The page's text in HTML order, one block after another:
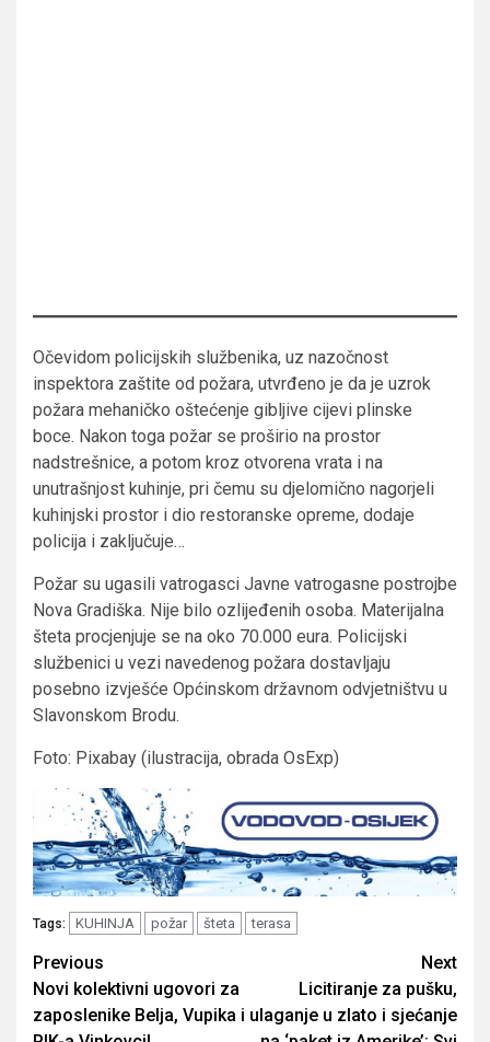
Očevidom policijskih službenika, uz nazočnost
inspektora zaštite od požara, utvrđeno je da je uzrok
požara mehaničko oštećenje gibljive cijevi plinske
boce. Nakon toga požar se proširio na prostor
nadstrešnice, a potom kroz otvorena vrata i na
unutrašnjost kuhinje, pri čemu su djelomično nagorjeli
kuhinjski prostor i dio restoranske opreme, dodaje
policija i zaključuje…
Požar su ugasili vatrogasci Javne vatrogasne postrojbe
Nova Gradiška. Nije bilo ozlijeđenih osoba. Materijalna
šteta procjenjuje se na oko 70.000 eura. Policijski
službenici u vezi navedenog požara dostavljaju
posebno izvješće Općinskom državnom odvjetništvu u
Slavonskom Brodu.
Foto: Pixabay (ilustracija, obrada OsExp)
Tags: KUHINJA požar šteta terasa
Post
navigation
Previous
Novi kolektivni ugovori za
zaposlenike Belja, Vupika i
Next
Licitiranje za pušku,
ulaganje u zlato i sjećanje